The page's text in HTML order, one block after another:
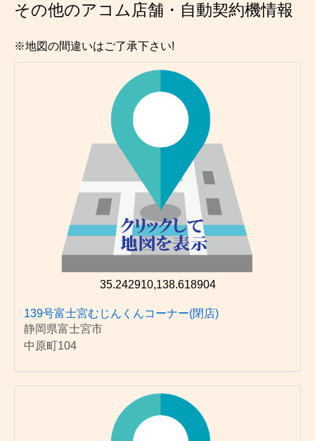
その他のアコム店舗・自動契約機情報
※地図の間違いはご了承下さい!
35.242910,138.618904
139号富士宮むじんくんコーナー(閉店)
静岡県富士宮市
中原町104